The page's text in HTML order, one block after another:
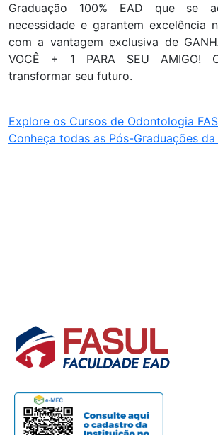
Graduação 100% EAD que se
necessidade e garantem excelência
com a vantagem exclusiva de
VOCÊ + 1 PARA SEU AMIGO!
transformar seu futuro.
Explore os Cursos de Odontologia
Conheça todas as Pós-Graduações da